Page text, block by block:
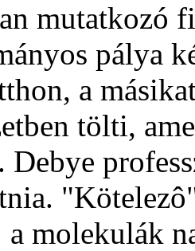
mutatkozó
pálya
a
tölti,
Debye
molekulák